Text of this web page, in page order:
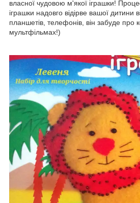
власної чудовою м'якої іграшки!
іграшки надовго відірве вашої дитини
планшетів, телефонів, він забуде про
мультфільмах!)